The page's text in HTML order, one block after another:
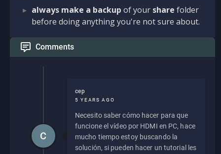
always make a backup of your share folder
before doing anything you're not sure about.
Comments
cep
5 YEARS AGO
Necesito saber cómo hacer para que
funcione el vídeo por HDMI en PC, hace
mucho tiempo estoy buscando la
solución, si pueden hacer un tutorial les
C